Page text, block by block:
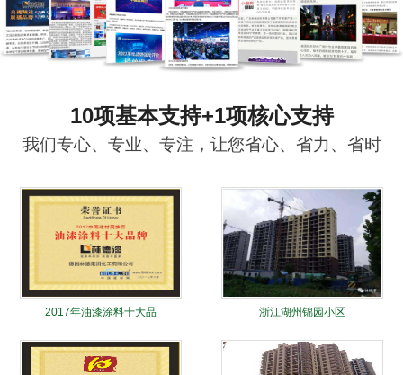
10项基本支持+1项核心支持
我们专心、专业、专注，让您省心、省力、省时
2017年油漆涂料十大品
牌
浙江湖州锦园小区